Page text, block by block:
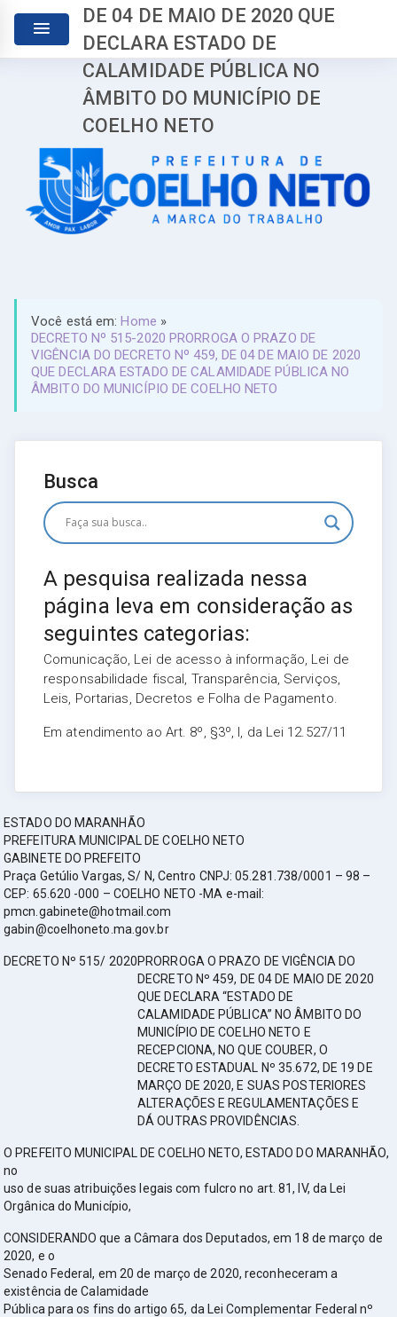
DE 04 DE MAIO DE 2020 QUE
DECLARA ESTADO DE
CALAMIDADE PÚBLICA NO
ÂMBITO DO MUNICÍPIO DE
COELHO NETO
Você está em:Home »
DECRETO Nº 515-2020 PRORROGA O PRAZO DE
VIGÊNCIA DO DECRETO Nº 459, DE 04 DE MAIO DE 2020
QUE DECLARA ESTADO DE CALAMIDADE PÚBLICA NO
ÂMBITO DO MUNICÍPIO DE COELHO NETO
Busca
A pesquisa realizada nessa
página leva em consideração as
seguintes categorias:
Comunicação, Lei de acesso à informação, Lei de
responsabilidade fiscal, Transparência, Serviços,
Leis, Portarias, Decretos e Folha de Pagamento.
Em atendimento ao Art. 8º, §3º, I, da Lei 12.527/11
ESTADO DO MARANHÃO
PREFEITURA MUNICIPAL DE COELHO NETO
GABINETE DO PREFEITO
Praça Getúlio Vargas, S/ N, Centro CNPJ: 05.281.738/0001 – 98 –
CEP: 65.620 -000 – COELHO NETO -MA e-mail:
pmcn.gabinete@hotmail.com
gabin@coelhoneto.ma.gov.br
DECRETO Nº 515/ 2020PRORROGA O PRAZO DE VIGÊNCIA DO
DECRETO Nº 459, DE 04 DE MAIO DE 2020
QUE DECLARA “ESTADO DE
CALAMIDADE PÚBLICA” NO ÂMBITO DO
MUNICÍPIO DE COELHO NETO E
RECEPCIONA, NO QUE COUBER, O
DECRETO ESTADUAL Nº 35.672, DE 19 DE
MARÇO DE 2020, E SUAS POSTERIORES
ALTERAÇÕES E REGULAMENTAÇÕES E
DÁ OUTRAS PROVIDÊNCIAS.
O PREFEITO MUNICIPAL DE COELHO NETO, ESTADO DO MARANHÃO,
no
uso de suas atribuições legais com fulcro no art. 81, IV, da Lei
Orgânica do Município,
CONSIDERANDO que a Câmara dos Deputados, em 18 de março de
2020, e o
Senado Federal, em 20 de março de 2020, reconheceram a
existência de Calamidade
Pública para os fins do artigo 65, da Lei Complementar Federal nº